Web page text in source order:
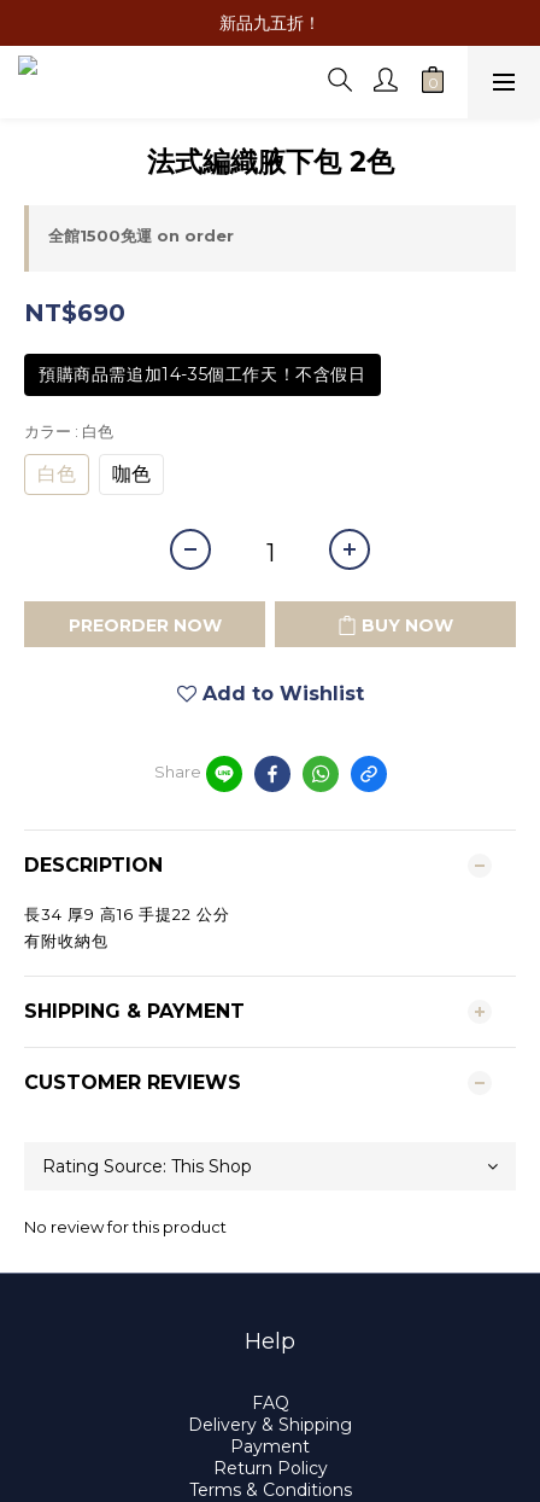
新品九五折！
法式編織腋下包 2色
全館1500免運 on order
NT$690
預購商品需追加14-35個工作天！不含假日
カラー : 白色
白色 咖色
PREORDER NOW BUY NOW
Add to Wishlist
Share
DESCRIPTION
長34 厚9 高16 手提22 公分
有附收納包
SHIPPING & PAYMENT
CUSTOMER REVIEWS
No review for this product
Help
FAQ
Delivery & Shipping
Payment
Return Policy
Terms & Conditions